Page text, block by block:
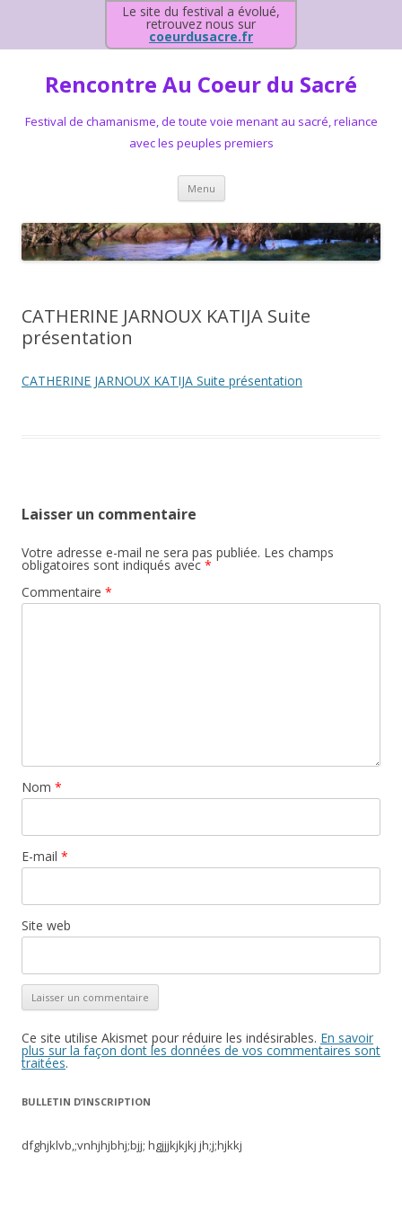
Le site du festival a évolué,
retrouvez nous sur
coeurdusacre.fr
Rencontre Au Coeur du Sacré
Festival de chamanisme, de toute voie menant au sacré, reliance
avec les peuples premiers
Menu Aller au contenu principal
CATHERINE JARNOUX KATIJA Suite
présentation
CATHERINE JARNOUX KATIJA Suite présentation
Laisser un commentaire
Votre adresse e-mail ne sera pas publiée. Les champs
obligatoires sont indiqués avec *
Commentaire *
Nom *
E-mail *
Site web
Ce site utilise Akismet pour réduire les indésirables. En savoir
plus sur la façon dont les données de vos commentaires sont
traitées.
BULLETIN D’INSCRIPTION
dfghjklvb,;vnhjhjbhj;bjj; hgjjjkjkjkj jh;j;hjkkj